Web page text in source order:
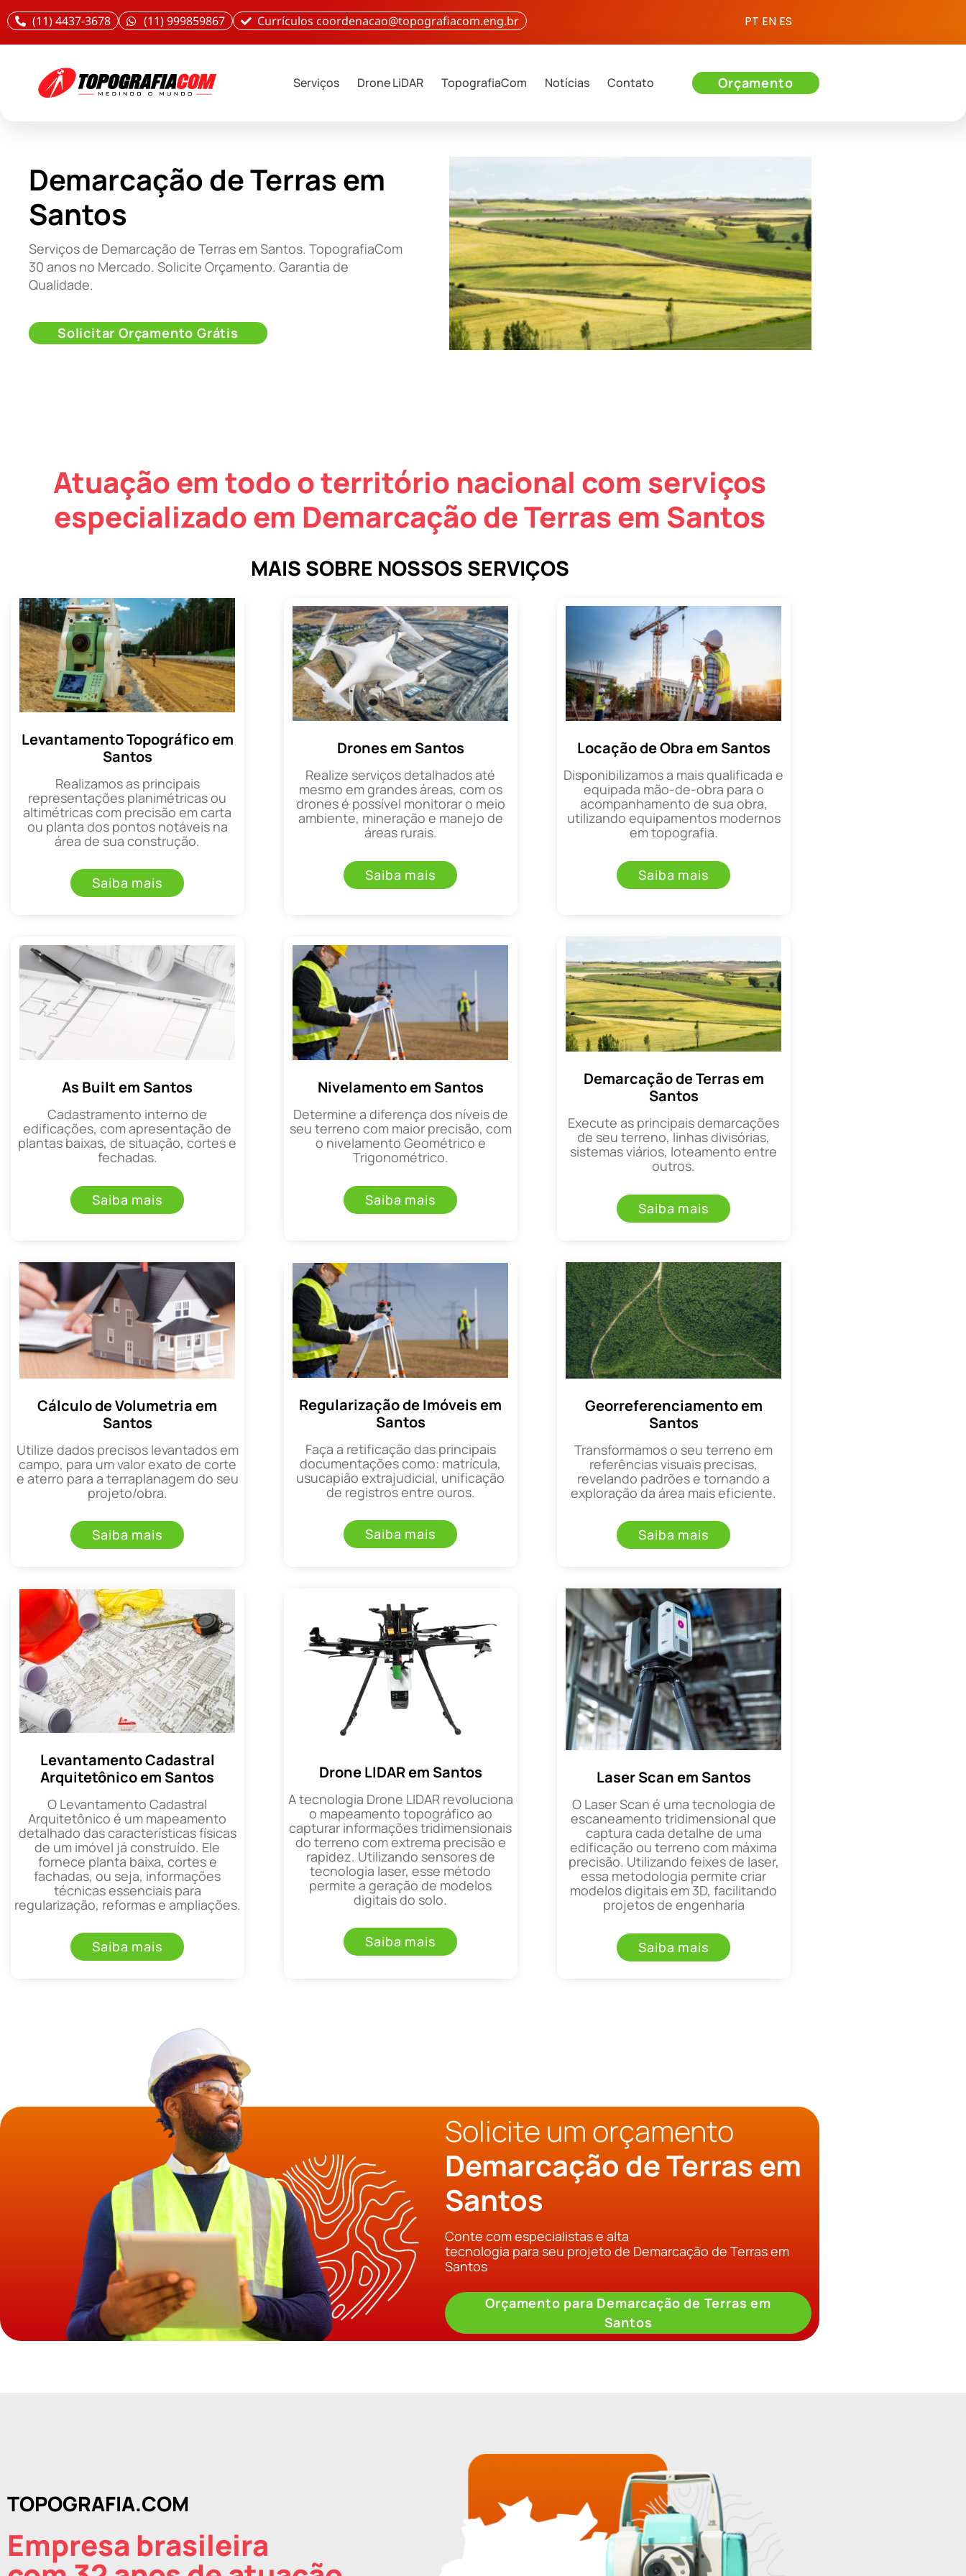
(11) 4437-3678 (11) 999859867 Currículos coordenacao@topografiacom.eng.br PT EN ES
Serviços Drone LiDAR TopografiaCom Notícias Contato Orçamento
Demarcação de Terras em
Santos
Serviços de Demarcação de Terras em Santos. TopografiaCom
30 anos no Mercado. Solicite Orçamento. Garantia de
Qualidade.
Solicitar Orçamento Grátis
Atuação em todo o território nacional com serviços
especializado em Demarcação de Terras em Santos
MAIS SOBRE NOSSOS SERVIÇOS
Levantamento Topográfico em
Santos
Realizamos as principais
representações planimétricas ou
altimétricas com precisão em carta
ou planta dos pontos notáveis na
área de sua construção.
Saiba mais
Drones em Santos
Realize serviços detalhados até
mesmo em grandes áreas, com os
drones é possível monitorar o meio
ambiente, mineração e manejo de
áreas rurais.
Saiba mais
Locação de Obra em Santos
Disponibilizamos a mais qualificada e
equipada mão-de-obra para o
acompanhamento de sua obra,
utilizando equipamentos modernos
em topografia.
Saiba mais
As Built em Santos
Cadastramento interno de
edificações, com apresentação de
plantas baixas, de situação, cortes e
fechadas.
Saiba mais
Nivelamento em Santos
Determine a diferença dos níveis de
seu terreno com maior precisão, com
o nivelamento Geométrico e
Trigonométrico.
Saiba mais
Demarcação de Terras em
Santos
Execute as principais demarcações
de seu terreno, linhas divisórias,
sistemas viários, loteamento entre
outros.
Saiba mais
Cálculo de Volumetria em
Santos
Utilize dados precisos levantados em
campo, para um valor exato de corte
e aterro para a terraplanagem do seu
projeto/obra.
Saiba mais
Regularização de Imóveis em
Santos
Faça a retificação das principais
documentações como: matrícula,
usucapião extrajudicial, unificação
de registros entre ouros.
Saiba mais
Georreferenciamento em
Santos
Transformamos o seu terreno em
referências visuais precisas,
revelando padrões e tornando a
exploração da área mais eficiente.
Saiba mais
Levantamento Cadastral
Arquitetônico em Santos
O Levantamento Cadastral
Arquitetônico é um mapeamento
detalhado das características físicas
de um imóvel já construído. Ele
fornece planta baixa, cortes e
fachadas, ou seja, informações
técnicas essenciais para
regularização, reformas e ampliações.
Saiba mais
Drone LIDAR em Santos
A tecnologia Drone LIDAR revoluciona
o mapeamento topográfico ao
capturar informações tridimensionais
do terreno com extrema precisão e
rapidez. Utilizando sensores de
tecnologia laser, esse método
permite a geração de modelos
digitais do solo.
Saiba mais
Laser Scan em Santos
O Laser Scan é uma tecnologia de
escaneamento tridimensional que
captura cada detalhe de uma
edificação ou terreno com máxima
precisão. Utilizando feixes de laser,
essa metodologia permite criar
modelos digitais em 3D, facilitando
projetos de engenharia
Saiba mais
Solicite um orçamento
Demarcação de Terras em
Santos
Conte com especialistas e alta
tecnologia para seu projeto de Demarcação de Terras em
Santos
Orçamento para Demarcação de Terras em
Santos
TOPOGRAFIA.COM
Empresa brasileira